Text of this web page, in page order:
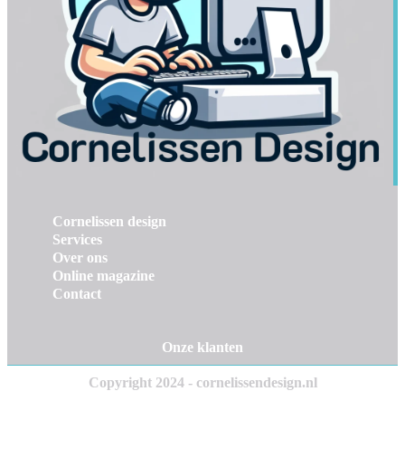
Cornelissen design
Services
Over ons
Online magazine
Contact
Onze klanten
Copyright 2024 - cornelissendesign.nl